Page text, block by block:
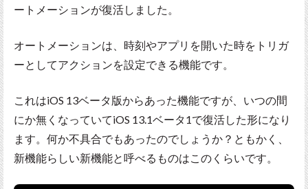
ートメーションが復活しました。
オートメーションは、時刻やアプリを開いた時をトリガ
ーとしてアクションを設定できる機能です。
これはiOS 13ベータ版からあった機能ですが、いつの間
にか無くなっていてiOS 13.1ベータ1で復活した形になり
ます。何か不具合でもあったのでしょうか？ともかく、
新機能らしい新機能と呼べるものはこのくらいです。